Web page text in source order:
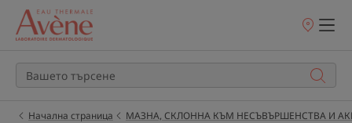
Точки
Начална страница МАЗНА, СКЛОННА КЪМ НЕСЪВЪРШЕНСТВА И